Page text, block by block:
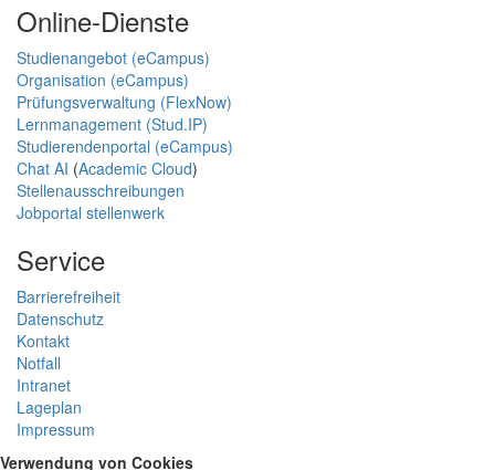
Online-Dienste
Studienangebot (eCampus)
Organisation (eCampus)
Prüfungsverwaltung (FlexNow)
Lernmanagement (Stud.IP)
Studierendenportal (eCampus)
Chat AI (Academic Cloud)
Stellenausschreibungen
Jobportal stellenwerk
Service
Barrierefreiheit
Datenschutz
Kontakt
Notfall
Intranet
Lageplan
Impressum
Verwendung von Cookies